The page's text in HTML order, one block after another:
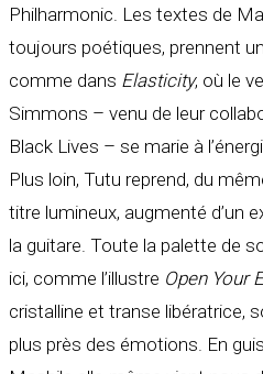
Philharmonic. Les textes de
toujours poétiques, prennent
comme dans Elasticity, où le
Simmons – venu de leur
Black Lives – se marie à
Plus loin, Tutu reprend, du
titre lumineux, augmenté d’un
la guitare. Toute la palette de
ici, comme l’illustre Open Your
cristalline et transe libératrice,
plus près des émotions. En